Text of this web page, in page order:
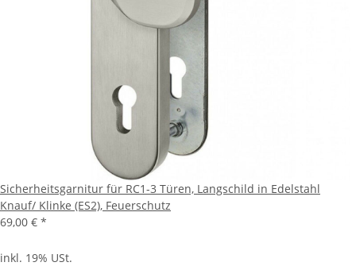
Sicherheitsgarnitur für RC1-3 Türen, Langschild in Edelstahl
Knauf/ Klinke (ES2), Feuerschutz
69,00 € *
inkl. 19% USt.